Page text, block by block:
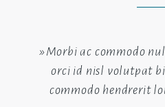
»Morbi ac commodo
orci id nisl volutpat
commodo hendrerit